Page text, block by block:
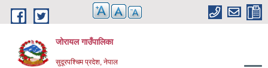
Skip to main content
जोरायल गाउँपालिका
सुदूरपश्चिम प्रदेश, नेपाल